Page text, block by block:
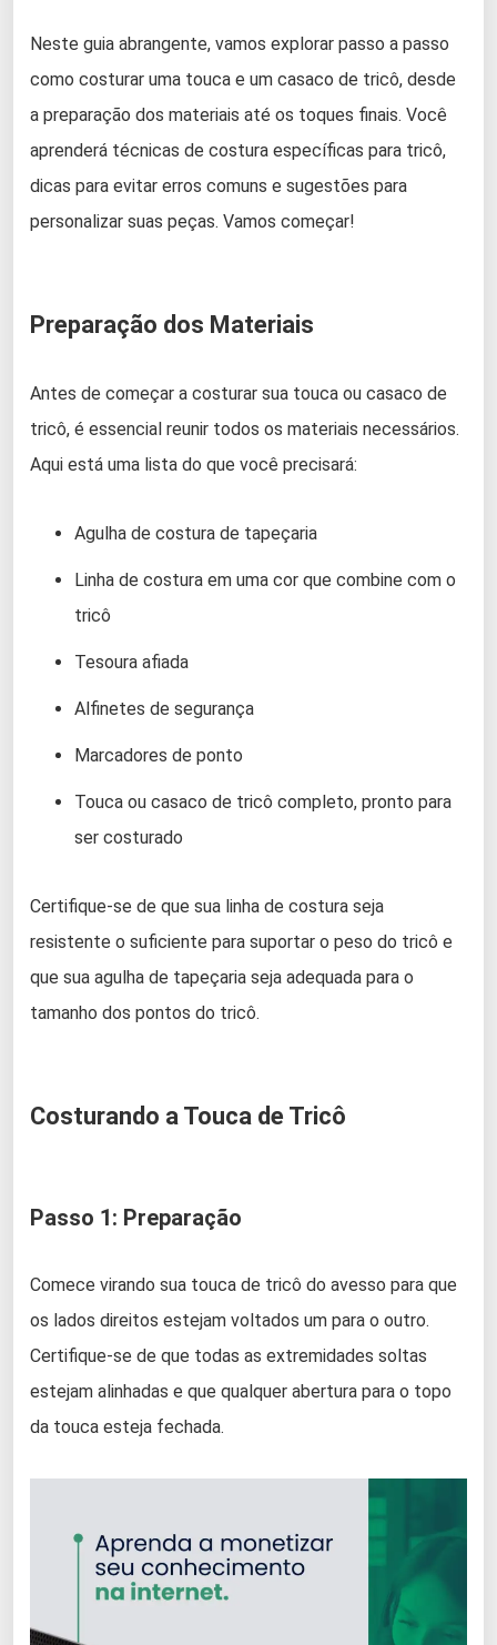
Neste guia abrangente, vamos explorar passo a passo
como costurar uma touca e um casaco de tricô, desde
a preparação dos materiais até os toques finais. Você
aprenderá técnicas de costura específicas para tricô,
dicas para evitar erros comuns e sugestões para
personalizar suas peças. Vamos começar!
Preparação dos Materiais
Antes de começar a costurar sua touca ou casaco de
tricô, é essencial reunir todos os materiais necessários.
Aqui está uma lista do que você precisará:
Agulha de costura de tapeçaria
Linha de costura em uma cor que combine com o
tricô
Tesoura afiada
Alfinetes de segurança
Marcadores de ponto
Touca ou casaco de tricô completo, pronto para
ser costurado
Certifique-se de que sua linha de costura seja
resistente o suficiente para suportar o peso do tricô e
que sua agulha de tapeçaria seja adequada para o
tamanho dos pontos do tricô.
Costurando a Touca de Tricô
Passo 1: Preparação
Comece virando sua touca de tricô do avesso para que
os lados direitos estejam voltados um para o outro.
Certifique-se de que todas as extremidades soltas
estejam alinhadas e que qualquer abertura para o topo
da touca esteja fechada.